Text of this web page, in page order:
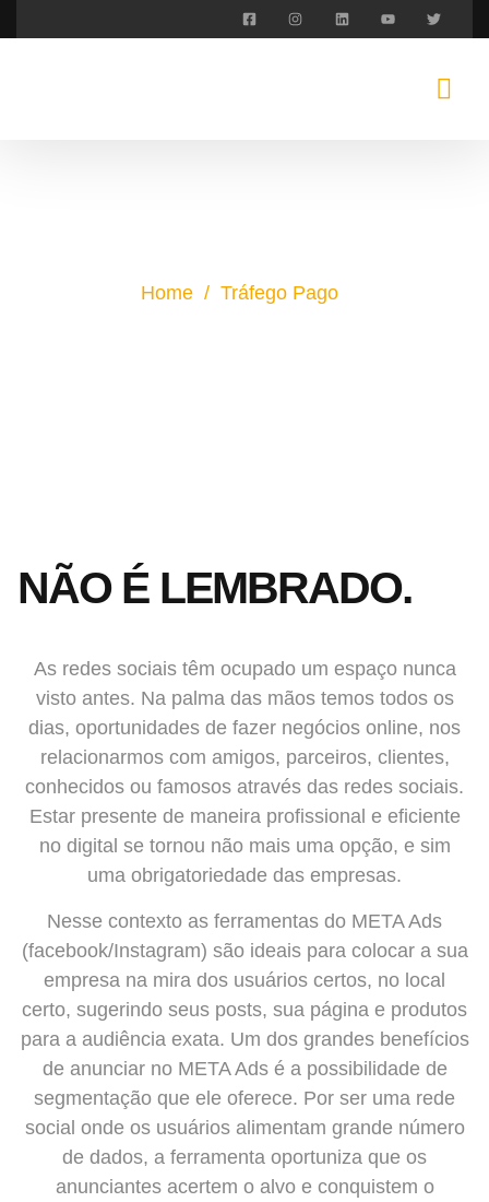
Home / Tráfego Pago
NÃO É LEMBRADO.
As redes sociais têm ocupado um espaço nunca
visto antes. Na palma das mãos temos todos os
dias, oportunidades de fazer negócios online, nos
relacionarmos com amigos, parceiros, clientes,
conhecidos ou famosos através das redes sociais.
Estar presente de maneira profissional e eficiente
no digital se tornou não mais uma opção, e sim
uma obrigatoriedade das empresas.
Nesse contexto as ferramentas do META Ads
(facebook/Instagram) são ideais para colocar a sua
empresa na mira dos usuários certos, no local
certo, sugerindo seus posts, sua página e produtos
para a audiência exata. Um dos grandes benefícios
de anunciar no META Ads é a possibilidade de
segmentação que ele oferece. Por ser uma rede
social onde os usuários alimentam grande número
de dados, a ferramenta oportuniza que os
anunciantes acertem o alvo e conquistem o